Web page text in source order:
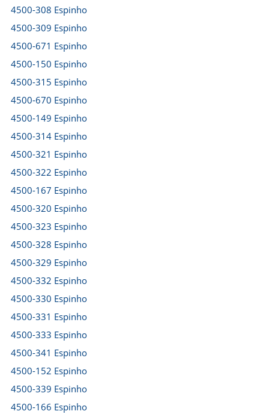
4500-308 Espinho
4500-309 Espinho
4500-671 Espinho
4500-150 Espinho
4500-315 Espinho
4500-670 Espinho
4500-149 Espinho
4500-314 Espinho
4500-321 Espinho
4500-322 Espinho
4500-167 Espinho
4500-320 Espinho
4500-323 Espinho
4500-328 Espinho
4500-329 Espinho
4500-332 Espinho
4500-330 Espinho
4500-331 Espinho
4500-333 Espinho
4500-341 Espinho
4500-152 Espinho
4500-339 Espinho
4500-166 Espinho